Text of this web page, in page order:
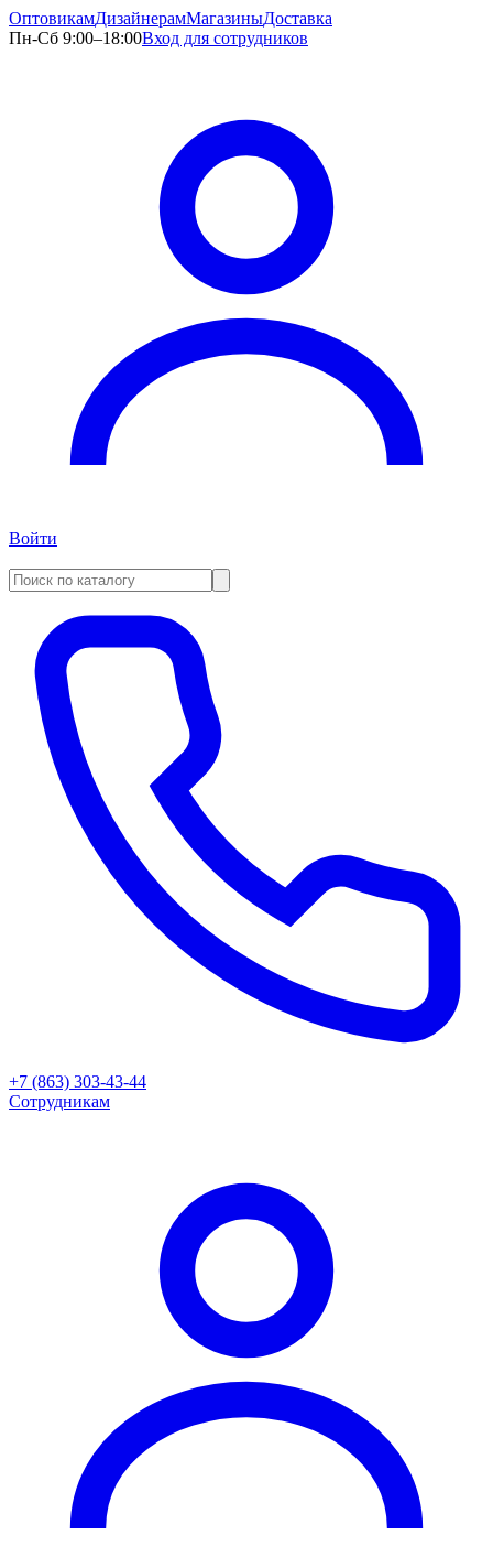
ОптовикамДизайнерамМагазиныДоставка
Пн-Сб 9:00–18:00Вход для сотрудников
Войти
+7 (863) 303-43-44
Сотрудникам